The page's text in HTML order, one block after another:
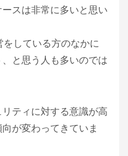
スは非常に多いと思い
している方のなかに
と思う人も多いのでは
ティに対する意識が高
が変わってきていま